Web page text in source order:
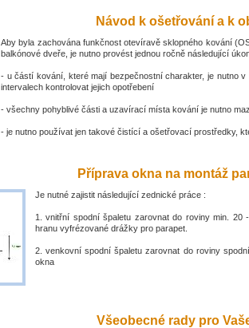
Návod k ošetřování a k
Aby byla zachována funkčnost otevíravě sklopného kování
balkónové dveře, je nutno provést jednou ročně následující
- u částí kování, které mají bezpečnostní charakter, je nutno v
intervalech kontrolovat jejich opotřebení
- všechny pohyblivé části a uzavírací místa kování je nutno
- je nutno používat jen takové čistící a ošetřovací prostředky,
Příprava okna na montáž
Je nutné zajistit následující zednické práce :
1. vnitřní spodní špaletu zarovnat do roviny min. 20
hranu vyfrézované drážky pro parapet.
2. venkovní spodní špaletu zarovnat do roviny
okna
Všeobecné rady pro